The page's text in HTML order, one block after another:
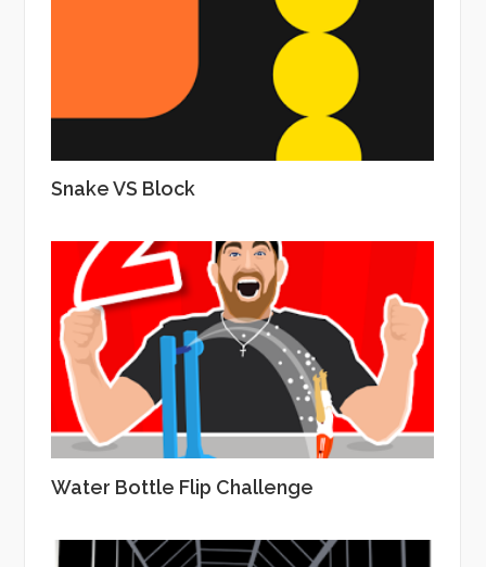
Snake VS Block
Water Bottle Flip Challenge